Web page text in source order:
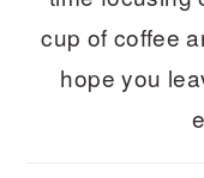
cup of coffee
hope you